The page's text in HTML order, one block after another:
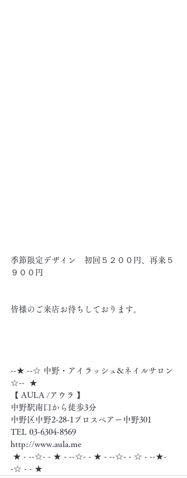
季節限定デザイン　初回５２００円、再来５
９００円
皆様のご来店お待ちしております。
--★ --☆ 中野・アイラッシュ&ネイルサロン
☆--  ★
【 AULA /アウラ 】
中野駅南口から徒歩3分
中野区中野2-28-1プロスペアー中野301
TEL 03-6304-8569
http://www.aula.me
-☆ - - ★